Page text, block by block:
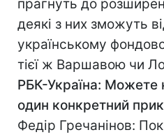
прагнуть до
деякі з них зможуть
українському
тієї ж Варшавою чи
РБК-Україна: Можете
один конкретний
Федір Гречанінов: